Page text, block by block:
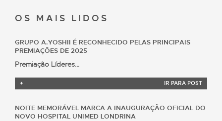
OS MAIS LIDOS
GRUPO A.YOSHII É RECONHECIDO PELAS PRINCIPAIS
PREMIAÇÕES DE 2025
Premiação Líderes...
+ IR PARA POST
NOITE MEMORÁVEL MARCA A INAUGURAÇÃO OFICIAL DO
NOVO HOSPITAL UNIMED LONDRINA